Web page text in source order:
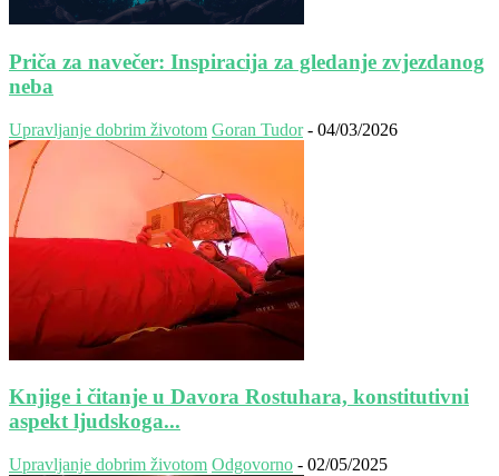
Priča za navečer: Inspiracija za gledanje zvjezdanog
neba
Upravljanje dobrim životom Goran Tudor - 04/03/2026
Knjige i čitanje u Davora Rostuhara, konstitutivni
aspekt ljudskoga...
Upravljanje dobrim životom Odgovorno - 02/05/2025